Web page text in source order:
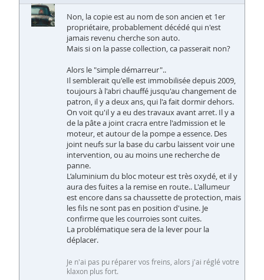
Non, la copie est au nom de son ancien et 1er
propriétaire, probablement décédé qui n'est
jamais revenu cherche son auto.
Mais si on la passe collection, ca passerait non?
Alors le "simple démarreur"..
Il semblerait qu'elle est immobilisée depuis 2009,
toujours à l'abri chauffé jusqu'au changement de
patron, il y a deux ans, qui l'a fait dormir dehors.
On voit qu'il y a eu des travaux avant arret. Il y a
de la pâte a joint cracra entre l'admission et le
moteur, et autour de la pompe a essence. Des
joint neufs sur la base du carbu laissent voir une
intervention, ou au moins une recherche de
panne.
L’aluminium du bloc moteur est très oxydé, et il y
aura des fuites a la remise en route.. L'allumeur
est encore dans sa chaussette de protection, mais
les fils ne sont pas en position d'usine. Je
confirme que les courroies sont cuites.
La problématique sera de la lever pour la
déplacer.
Je n'ai pas pu réparer vos freins, alors j'ai réglé votre
klaxon plus fort.